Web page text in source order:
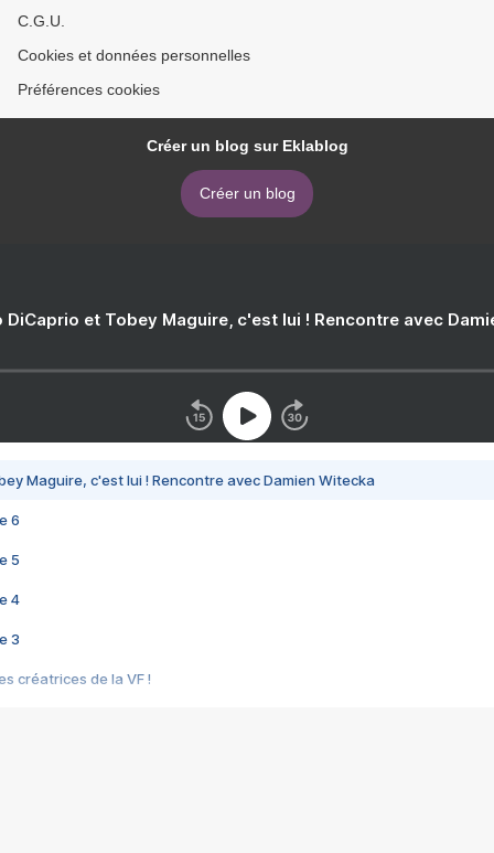
C.G.U.
Cookies et données personnelles
Préférences cookies
Créer un blog sur Eklablog
Créer un blog
DiCaprio et Tobey Maguire, c'est lui ! Rencontre avec
Maguire, c'est lui ! Rencontre avec Damien Witecka
6
5
4
3
créatrices de la VF !